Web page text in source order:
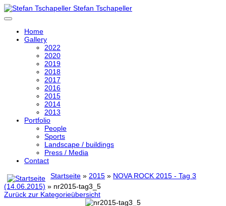
Stefan Tschapeller
Home
Gallery
2022
2020
2019
2018
2017
2016
2015
2014
2013
Portfolio
People
Sports
Landscape / buildings
Press / Media
Contact
Startseite » 2015 » NOVA ROCK 2015 - Tag 3
(14.06.2015) » nr2015-tag3_5
Zurück zur Kategorieübersicht